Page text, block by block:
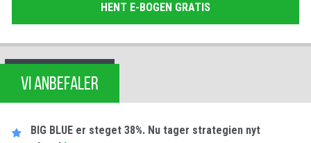
HENT E-BOGEN GRATIS
VI ANBEFALER
BIG BLUE er steget 38%. Nu tager strategien nyt